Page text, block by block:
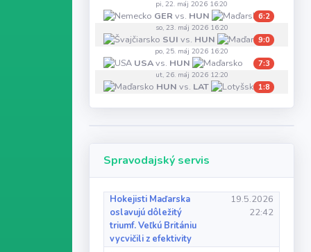
pi, 22. máj 2026 16:20
GER vs. HUN 6:2
so, 23. máj 2026 16:20
SUI vs. HUN 9:0
po, 25. máj 2026 16:20
USAvs. HUN 7:3
ut, 26. máj 2026 12:20
HUN vs. LAT 1:8
Spravodajský servis
Hokejisti Maďarska
oslavujú dôležitý
triumf. Veľkú Britániu
vycvičili z efektivity
19.5.2026
22:42